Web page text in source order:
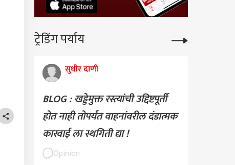
ट्रेडिंग पर्याय
सुधीर दाणी
BLOG : खड्डेमुक्त रस्त्यांची उद्दिष्टपूर्ती
होत नाही तोपर्यंत वाहनांवरील दंडात्मक
कारवाई ला स्थगिती द्या !
Opinion